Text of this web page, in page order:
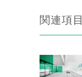
関連項目